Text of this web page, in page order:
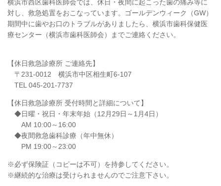
横浜市西区歯科医師会では、休日・夜間に起こった歯の痛み等に
対し、救急処置をおこなっています。ゴールデンウィーク（GW）
期間中に歯やお口のトラブルがありましたら、横浜市歯科保健医
療センター（横浜市歯科医師会）までご連絡ください。
【休日救急診療所 ご連絡先】
〒231-0012 横浜市中区相生町6-107
TEL 045-201-7737
【休日救急診療所 受付時間と詳細について】
◆日曜・祝日・年末年始（12月29日～1月4日）
AM 10:00～16:00
◆夜間救急歯科診療（年中無休）
PM 19:00～23:00
※必ず保険証（コピーは不可）を持参してください。
※継続的な治療は受けられませんのでご注意下さい。